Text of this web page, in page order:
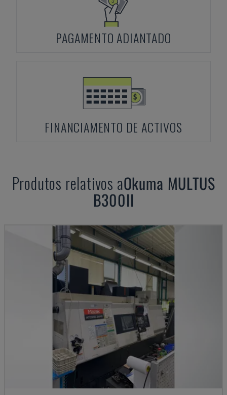
PAGAMENTO ADIANTADO
FINANCIAMENTO DE ACTIVOS
Produtos relativos aOkuma MULTUS
B300II